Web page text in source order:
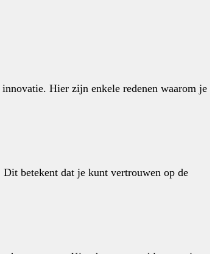
Hier zijn enkele redenen waarom je
betekent dat je kunt vertrouwen op de